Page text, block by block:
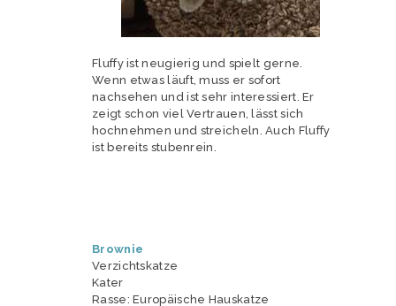
Fluffy ist neugierig und spielt gerne.
Wenn etwas läuft, muss er sofort
nachsehen und ist sehr interessiert. Er
zeigt schon viel Vertrauen, lässt sich
hochnehmen und streicheln. Auch Fluffy
ist bereits stubenrein.
Brownie
Verzichtskatze
Kater
Rasse: Europäische Hauskatze